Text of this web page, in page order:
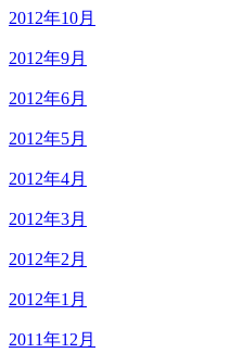
2012年10月
2012年9月
2012年6月
2012年5月
2012年4月
2012年3月
2012年2月
2012年1月
2011年12月